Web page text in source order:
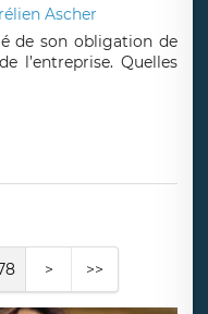
Ascher
de son obligation de
l’entreprise. Quelles
> >>